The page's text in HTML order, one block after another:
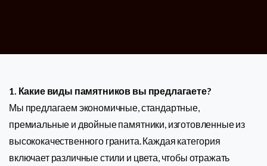
1. Какие виды памятников вы предлагаете?
Мы предлагаем экономичные, стандартные,
премиальные и двойные памятники, изготовленные из
высококачественного гранита. Каждая категория
включает различные стили и цвета, чтобы отражать